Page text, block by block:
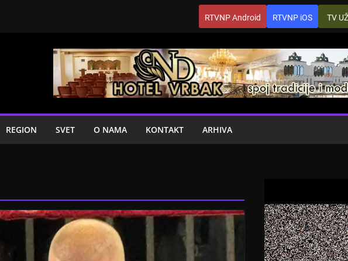
RTVNP Android RTVNP iOS TV
REGION SVET O NAMA KONTAKT ARHIVA